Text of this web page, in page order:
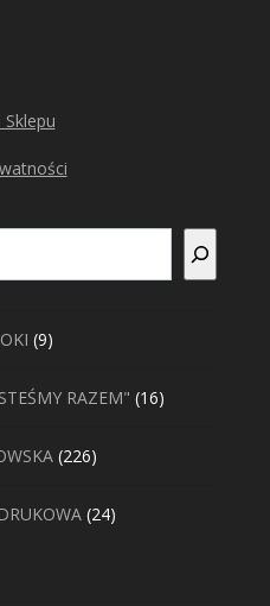
Sklepu
99
RAZEM" 1616
226226
2424